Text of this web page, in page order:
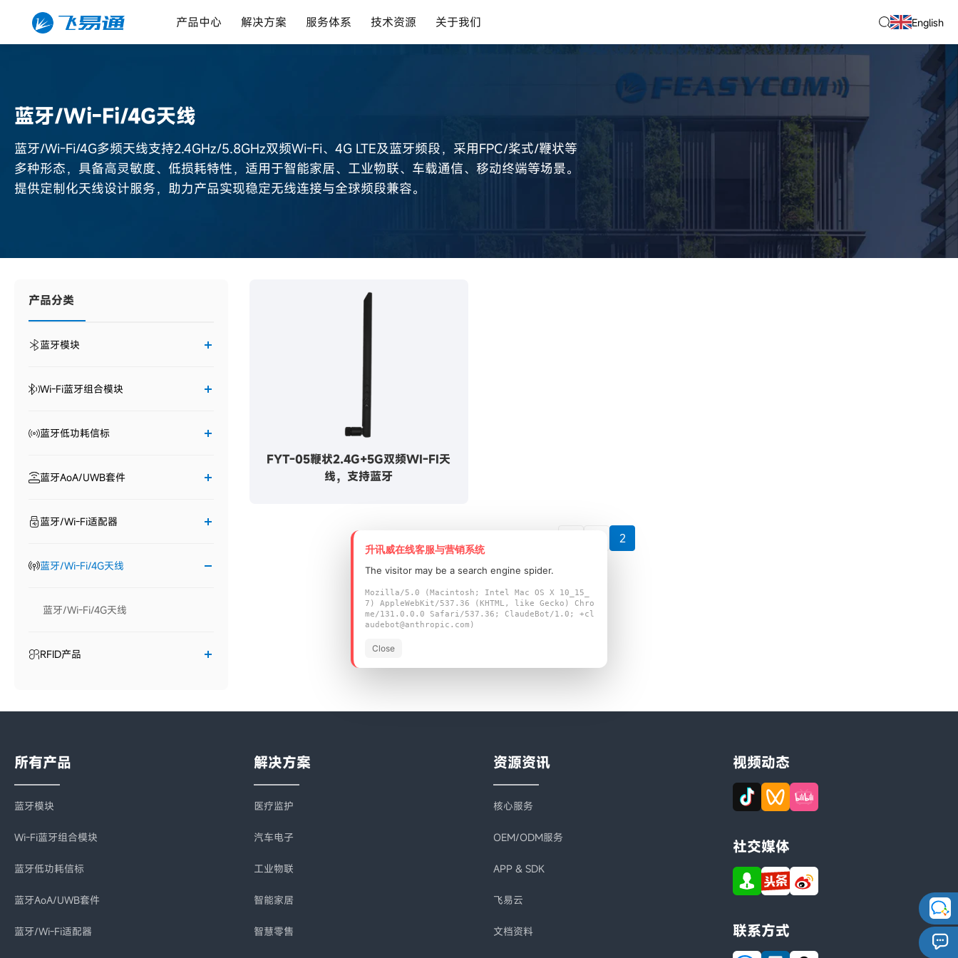
产品中心 解决方案 服务体系 技术资源 关于我们 English
蓝牙/Wi-Fi/4G天线
蓝牙/Wi-Fi/4G多频天线支持2.4GHz/5.8GHz双频Wi-Fi、4G LTE及蓝牙频段，采用FPC/桨式/鞭状等
多种形态，具备高灵敏度、低损耗特性，适用于智能家居、工业物联、车载通信、移动终端等场景。
提供定制化天线设计服务，助力产品实现稳定无线连接与全球频段兼容。
产品分类
蓝牙模块
Wi-Fi蓝牙组合模块
蓝牙低功耗信标
蓝牙AoA/UWB套件
蓝牙/Wi-Fi适配器
蓝牙/Wi-Fi/4G天线
蓝牙/Wi-Fi/4G天线
RFID产品
FYT-05鞭状2.4G+5G双频WI-FI天
线，支持蓝牙
2
所有产品
蓝牙模块
Wi-Fi蓝牙组合模块
蓝牙低功耗信标
蓝牙AoA/UWB套件
蓝牙/Wi-Fi适配器
解决方案
医疗监护
汽车电子
工业物联
智能家居
智慧零售
资源资讯
核心服务
OEM/ODM服务
APP & SDK
飞易云
文档资料
视频动态
社交媒体
联系方式
升讯威在线客服与营销系统
The visitor may be a search engine spider.
Mozilla/5.0 (Macintosh; Intel Mac OS X 10_15_
7) AppleWebKit/537.36 (KHTML, like Gecko) Chro
me/131.0.0.0 Safari/537.36; ClaudeBot/1.0; +cl
audebot@anthropic.com)
Close